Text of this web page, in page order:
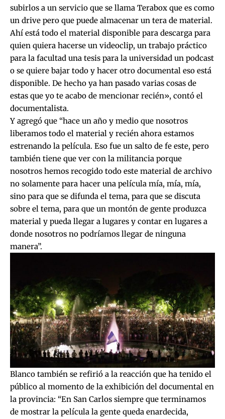
subirlos a un servicio que se llama Terabox que es como
un drive pero que puede almacenar un tera de material.
Ahí está todo el material disponible para descarga para
quien quiera hacerse un videoclip, un trabajo práctico
para la facultad una tesis para la universidad un podcast
o se quiere bajar todo y hacer otro documental eso está
disponible. De hecho ya han pasado varias cosas de
estas que yo te acabo de mencionar recién», contó el
documentalista.
Y agregó que “hace un año y medio que nosotros
liberamos todo el material y recién ahora estamos
estrenando la película. Eso fue un salto de fe este, pero
también tiene que ver con la militancia porque
nosotros hemos recogido todo este material de archivo
no solamente para hacer una película mía, mía, mía,
sino para que se difunda el tema, para que se discuta
sobre el tema, para que un montón de gente produzca
material y pueda llegar a lugares y contar en lugares a
donde nosotros no podríamos llegar de ninguna
manera”.
Blanco también se refirió a la reacción que ha tenido el
público al momento de la exhibición del documental en
la provincia: “En San Carlos siempre que terminamos
de mostrar la película la gente queda enardecida,